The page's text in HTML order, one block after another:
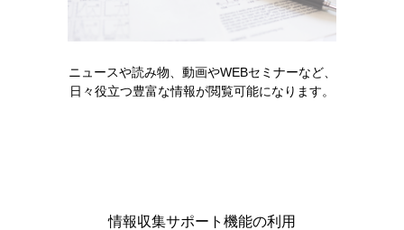
キックリンカプセル250mg 効能・効果及び使用上の注意改
訂のお知らせ（2016年2月）
2014年02月
電子化された添
付文書改訂等
ニュースや読み物、動画やWEBセミナーなど、
日々役立つ豊富な情報が閲覧可能になります。
情報収集サポート機能の利用